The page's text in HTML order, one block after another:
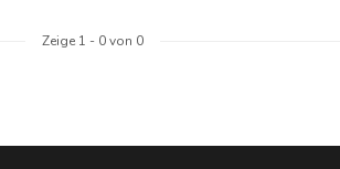
Zeige 1 - 0von 0